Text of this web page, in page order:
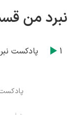
نبرد من
1 پادکست